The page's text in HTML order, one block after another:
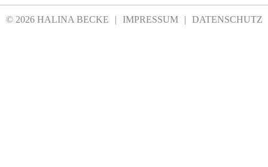
© 2026 HALINA BECKE | IMPRESSUM DATENSCHUTZ